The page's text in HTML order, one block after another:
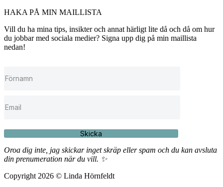
HAKA PÅ MIN MAILLISTA
Vill du ha mina tips, insikter och annat härligt lite då och då om hur
du jobbar med sociala medier? Signa upp dig på min maillista
nedan!
Skicka
Oroa dig inte, jag skickar inget skräp eller spam och du kan avsluta
din prenumeration när du vill. ✨
Copyright 2026 © Linda Hörnfeldt